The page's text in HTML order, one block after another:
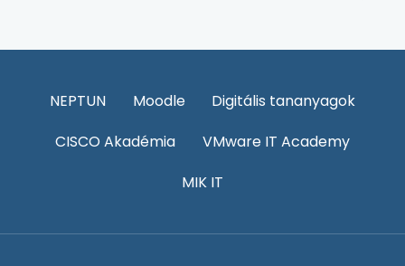
NEPTUN Moodle
Digitális tananyagok
CISCO Akadémia
VMware IT Academy
MIK IT